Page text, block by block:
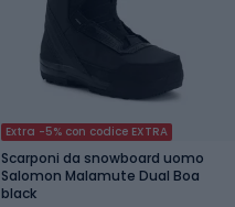
Extra -5% con codice EXTRA
Scarponi da snowboard uomo
Salomon Malamute Dual Boa
black